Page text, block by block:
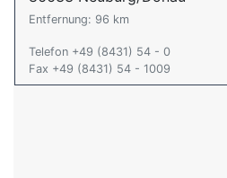
Entfernung: 96 km
Telefon +49 (8431) 54 - 0
Fax +49 (8431) 54 - 1009